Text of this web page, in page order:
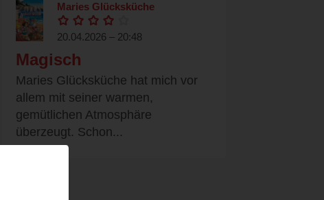
Maries Glücksküche
20.04.2026 – 20:48
Magisch
Maries Glücksküche hat mich vor
allem mit seiner warmen,
gemütlichen Atmosphäre
überzeugt. Schon...